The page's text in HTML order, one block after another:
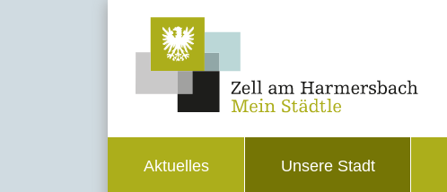
Aktuelles Unsere Stadt